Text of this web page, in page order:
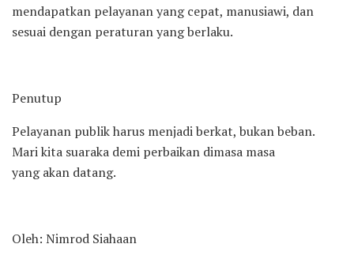
mendapatkan pelayanan yang cepat, manusiawi, dan
sesuai dengan peraturan yang berlaku.
Penutup
Pelayanan publik harus menjadi berkat, bukan beban.
Mari kita suaraka demi perbaikan dimasa masa
yang akan datang.
Oleh: Nimrod Siahaan